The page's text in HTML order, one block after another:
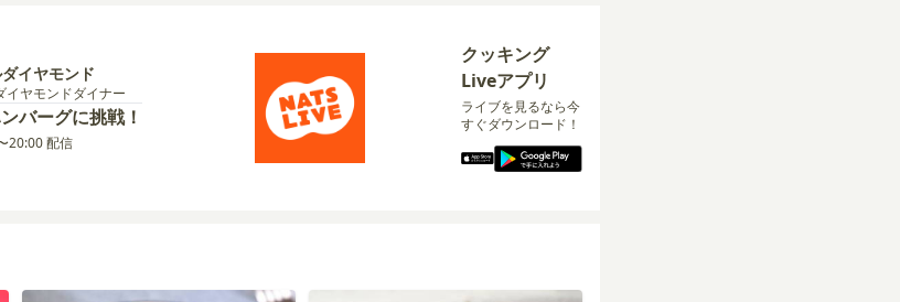
イヤモンド
イヤモンドダイナー
バーグに挑戦！
20:00 配信
クッキング
Liveアプリ
ライブを見るなら今
すぐダウンロード！